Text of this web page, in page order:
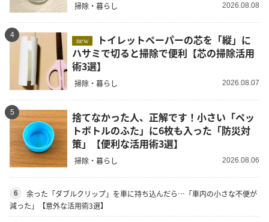
掃除・暮らし 2026.08.08
4
new
ハサミで切ると掃除で便利【芯の掃除活用
術3選】
掃除・暮らし 2026.08.07
5
捨てなかった人、正解です！小さい「ペッ
トボトルのふた」に6枚も入った「防災対
策」【便利な活用術3選】
掃除・暮らし 2026.08.06
6
余った「ダブルクリップ」を車に持ち込んだら…「車内の小さな不便が
減った」【意外な活用術3選】